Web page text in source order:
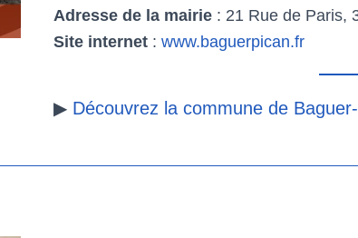
Adresse de la mairie : 21 Rue de Paris,
Site internet : www.baguerpican.fr
▶ Découvrez la commune de